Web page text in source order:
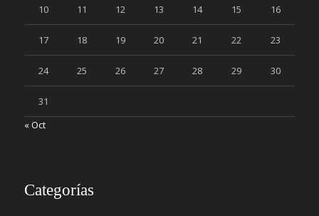
10 11 12 13 14 15 16
17 18 19 20 21 22 23
24 25 26 27 28 29 30
31
« Oct
Categorías